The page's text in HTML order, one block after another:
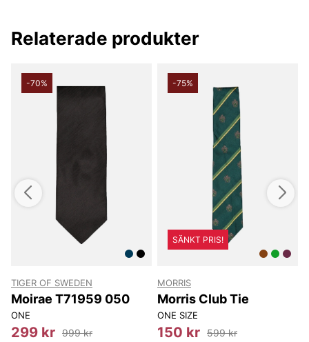
Relaterade produkter
-70%
TIGER OF SWEDEN
Moirae T71959 050
ONE
299 kr 999 kr
-75%
SÄNKT PRIS!
MORRIS
Morris Club Tie
ONE SIZE
150 kr 599 kr